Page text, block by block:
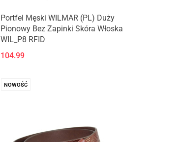
Portfel Męski WILMAR (PL) Duży
Pionowy Bez Zapinki Skóra Włoska
WIL_P8 RFID
104.99
NOWOŚĆ